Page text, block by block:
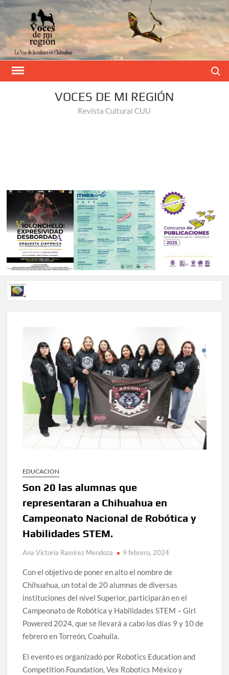
VOCES DE MI REGIÓN
Revista Cultural CUU
Voces de Papel Parral, edición especial Coyame del Sotol
Voces de papel Parral edición Carlos Montemayor #35
A 18 años de su partida, Teatro Bárbaro rinde homenaje a
Víctor Hugo Rascón Banda con Voces en el umbral
Invitan a participar en “Convocatoria UACH-SPAUACH
2026” para publicar textos académicos con sello editorial.
para convertir el arte local en identidad
Invitan a descubrir la escena cinematográfica del norte
con la muestra “División del Norte: Episodio 2” en Ciudad
Juárez y la capital
Miguel Hidalgo
Continúa abierta la convocatoria para el Premio Indígena
Literario “Erasmo Palma”
Inaugura Municipio exposición “Horizontes Opuestos” en
el Aeropuerto Internacional de Chihuahua
Arranca Ofech su Temporada de Conciertos de Verano con
presentaciones gratuitas en Palacio de Gobierno
EDUCACION
Son 20 las alumnas que
representaran a Chihuahua en
Campeonato Nacional de Robótica y
Habilidades STEM.
Ana Victoria Ramírez Mendoza 9 febrero, 2024
Con el objetivo de poner en alto el nombre de
Chihuahua, un total de 20 alumnas de diversas
instituciones del nivel Superior, participarán en el
Campeonato de Robótica y Habilidades STEM – Girl
Powered 2024, que se llevará a cabo los días 9 y 10 de
febrero en Torreón, Coahuila.
El evento es organizado por Robotics Education and
Competition Foundation, Vex Robotics México y